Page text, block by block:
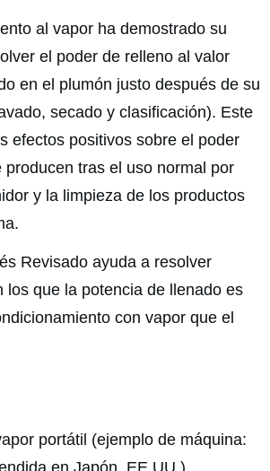
al vapor ha demostrado su
el poder de relleno al valor
en el plumón justo después de su
secado y clasificación). Este
efectos positivos sobre el poder
producen tras el uso normal por
y la limpieza de los productos
Revisado ayuda a resolver
los que la potencia de llenado es
con vapor que el
portátil (ejemplo de máquina:
en Japón, EE.UU.).